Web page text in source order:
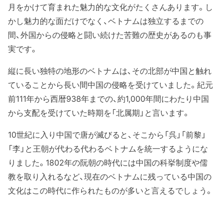
月をかけて育まれた魅力的な文化がたくさんあります。し
かし魅力的な面だけでなく、ベトナムは独立するまでの
間、外国からの侵略と闘い続けた苦難の歴史があるのも事
実です。
縦に長い独特の地形のベトナムは、その北部が中国と触れ
ていることから長い間中国の侵略を受けていました。紀元
前111年から西暦938年までの、約1,000年間にわたり中国
から支配を受けていた時期を「北属期」と言います。
10世紀に入り中国で唐が滅びると、そこから「呉」「前黎」
「李」と王朝が代わる代わるベトナムを統一するようにな
りました。1802年の阮朝の時代には中国の科挙制度や儒
教を取り入れるなど、現在のベトナムに残っている中国の
文化はこの時代に作られたものが多いと言えるでしょう。